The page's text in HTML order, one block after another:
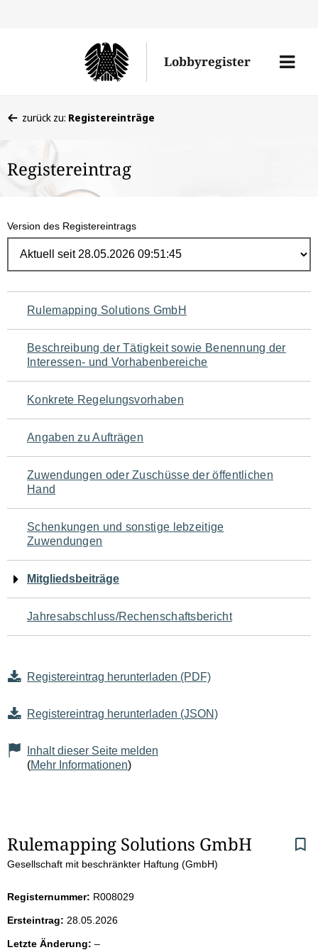
Lobbyregister
Menü
befinden
hier:
zurück zu: Registereinträge
Registereintrag
Version des Registereintrags
Navigation
für
den
Seiteninhalt
Rulemapping Solutions GmbH
Beschreibung der Tätigkeit sowie Benennung der
Interessen- und Vorhabenbereiche
Konkrete Regelungsvorhaben
Angaben zu Aufträgen
Zuwendungen oder Zuschüsse der öffentlichen
Hand
Schenkungen und sonstige lebzeitige
Zuwendungen
Mitgliedsbeiträge
Jahresabschluss/Rechenschaftsbericht
Registereintrag herunterladen (PDF)
Registereintrag herunterladen (JSON)
Inhalt dieser Seite melden
(Mehr Informationen)
S
e
i
t
Rulemapping Solutions GmbH
Gesellschaft mit beschränkter Haftung (GmbH)
Registernummer: R008029
Ersteintrag: 28.05.2026
Letzte Änderung: –l